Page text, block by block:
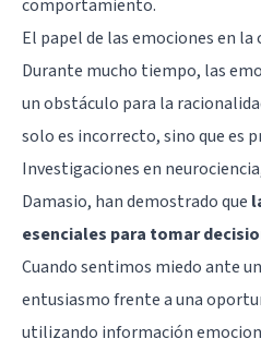
comportamiento.
El papel de las emociones en la
Durante mucho tiempo, las
un obstáculo para la
solo es incorrecto, sino que es
Investigaciones en
Damasio, han demostrado que
esenciales para tomar
Cuando sentimos miedo ante
entusiasmo frente a una
utilizando información